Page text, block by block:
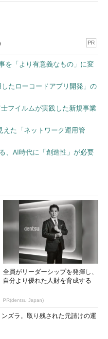
PR
を「より有意義なもの」に変
たローコードアプリ開発」の
フイルムが実践した新規事業
た「ネットワーク運用管
、AI時代に「創造性」が必要
全員がリーダーシップを発揮し、
自分より優れた人財を育成する
PR(dentsu Japan)
ズラ。取り残された元請けの運